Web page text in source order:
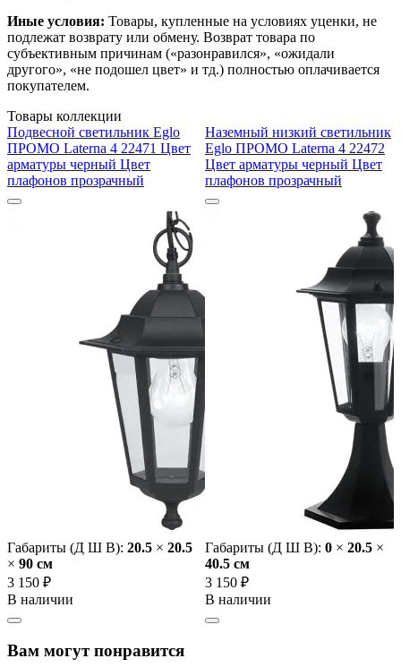
Иные условия: Товары, купленные на условиях уценки, не
подлежат возврату или обмену. Возврат товара по
субъективным причинам («разонравился», «ожидали
другого», «не подошел цвет» и тд.) полностью оплачивается
покупателем.
Товары коллекции
Подвесной светильник Eglo
ПРОМО Laterna 4 22471 Цвет
арматуры черный Цвет
плафонов прозрачный
Габариты (Д Ш В): 20.5 × 20.5
× 90 cм
3 150 ₽
В наличии
Наземный низкий светильник
Eglo ПРОМО Laterna 4 22472
Цвет арматуры черный Цвет
плафонов прозрачный
Габариты (Д Ш В): 0 × 20.5 ×
40.5 cм
3 150 ₽
В наличии
Вам могут понравится